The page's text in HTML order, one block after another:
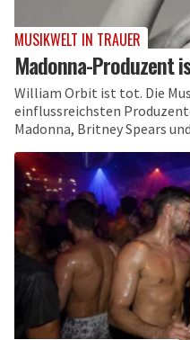
MUSIKWELT IN TRAUER
Madonna-Produzent
William Orbit ist tot. Die
einflussreichsten
Madonna, Britney Spears